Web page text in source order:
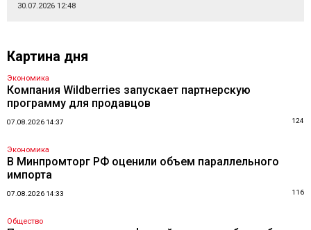
30.07.2026 12:48
Картина дня
Экономика
Компания Wildberries запускает партнерскую
программу для продавцов
07.08.2026 14:37 124
Экономика
В Минпромторг РФ оценили объем параллельного
импорта
07.08.2026 14:33 116
Общество